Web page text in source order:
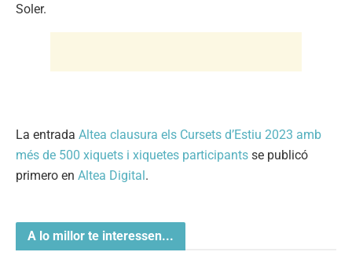
Soler.
La entrada Altea clausura els Cursets d’Estiu 2023 amb
més de 500 xiquets i xiquetes participants se publicó
primero en Altea Digital.
A lo millor te interessen...